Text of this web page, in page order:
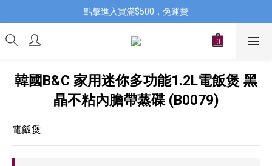
點擊進入買滿$500，免運費
韓國B&C 家用迷你多功能1.2L電飯煲 黑
晶不粘內膽帶蒸碟 (B0079)
電飯煲